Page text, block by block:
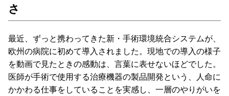
さ
最近、ずっと携わってきた新・手術環境統合システムが、
欧州の病院に初めて導入されました。現地での導入の様子
を動画で見たときの感動は、言葉に表せないほどでした。
医師が手術で使用する治療機器の製品開発という、人命に
かかわる仕事をしていることを実感し、一層のやりがいを